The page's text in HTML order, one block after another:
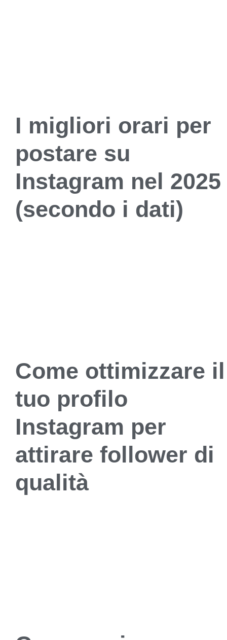
I migliori orari per
postare su
Instagram nel 2025
(secondo i dati)
Come ottimizzare il
tuo profilo
Instagram per
attirare follower di
qualità